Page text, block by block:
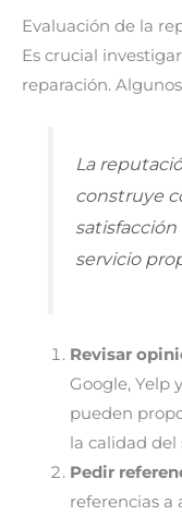
Evaluación de la
Es crucial
reparación.
La
construye
servicio
Revisar
Google, Yelp
pueden
la calidad del
Pedir
referencias a